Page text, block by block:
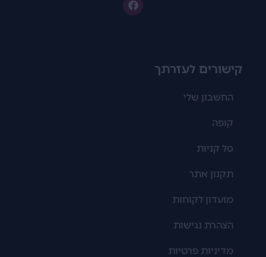
קישורים לעזרתך
החשבון שלי
קופה
סל קניות
תקנון אתר
מועדון לקוחות
הצהרת נגישות
מדיניות פרטיות